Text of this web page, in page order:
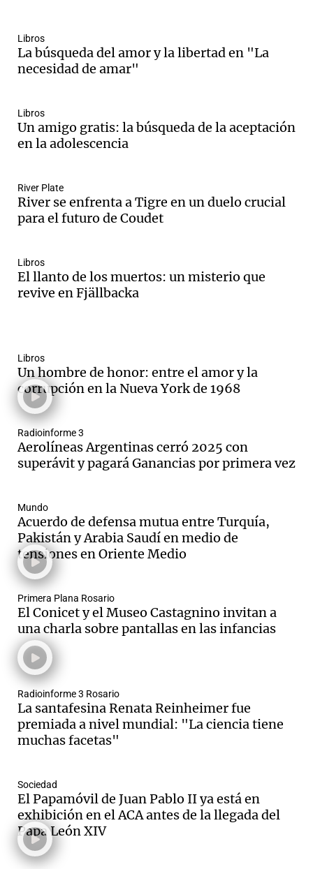
Libros
La búsqueda del amor y la libertad en "La
necesidad de amar"
Libros
Un amigo gratis: la búsqueda de la aceptación
en la adolescencia
River Plate
River se enfrenta a Tigre en un duelo crucial
para el futuro de Coudet
Libros
El llanto de los muertos: un misterio que
revive en Fjällbacka
Libros
Un hombre de honor: entre el amor y la
corrupción en la Nueva York de 1968
Radioinforme 3
Aerolíneas Argentinas cerró 2025 con
superávit y pagará Ganancias por primera vez
Mundo
Acuerdo de defensa mutua entre Turquía,
Pakistán y Arabia Saudí en medio de
tensiones en Oriente Medio
Primera Plana Rosario
El Conicet y el Museo Castagnino invitan a
una charla sobre pantallas en las infancias
Radioinforme 3 Rosario
La santafesina Renata Reinheimer fue
premiada a nivel mundial: "La ciencia tiene
muchas facetas"
Sociedad
El Papamóvil de Juan Pablo II ya está en
exhibición en el ACA antes de la llegada del
Papa León XIV